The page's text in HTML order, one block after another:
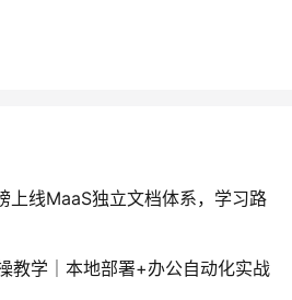
上线MaaS独立文档体系，学习路
教学｜本地部署+办公自动化实战